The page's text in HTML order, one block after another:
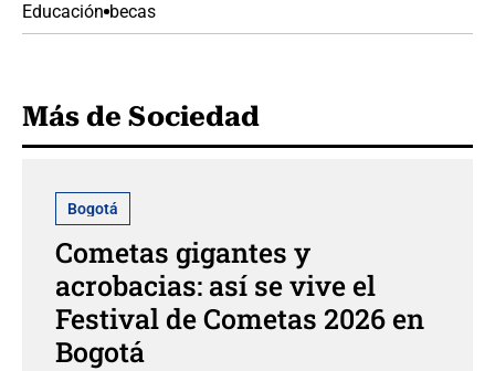
Educación becas
Más de Sociedad
Bogotá
Cometas gigantes y
acrobacias: así se vive el
Festival de Cometas 2026 en
Bogotá